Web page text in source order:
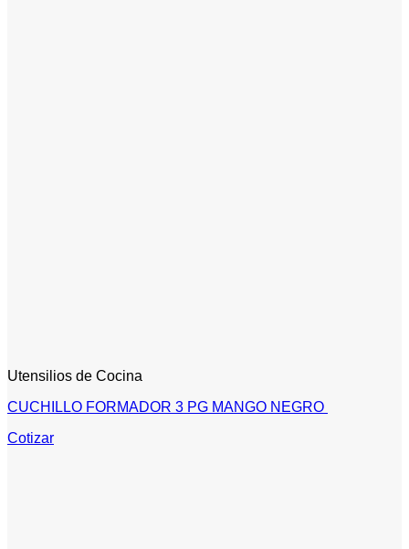
Utensilios de Cocina
CUCHILLO FORMADOR 3 PG MANGO NEGRO
Cotizar